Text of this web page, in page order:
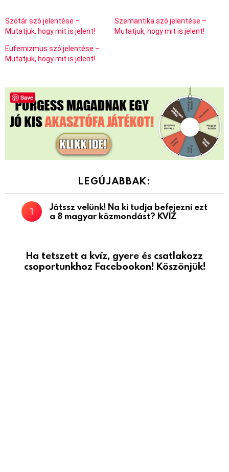
Szótár szó jelentése –
Mutatjuk, hogy mit is jelent!
Szemantika szó jelentése –
Mutatjuk, hogy mit is jelent!
Eufemizmus szó jelentése –
Mutatjuk, hogy mit is jelent!
LEGÚJABBAK:
Játssz velünk! Na ki tudja befejezni ezt
a 8 magyar közmondást? KVÍZ
Ha tetszett a kvíz, gyere és csatlakozz
csoportunkhoz Facebookon! Köszönjük!
Save